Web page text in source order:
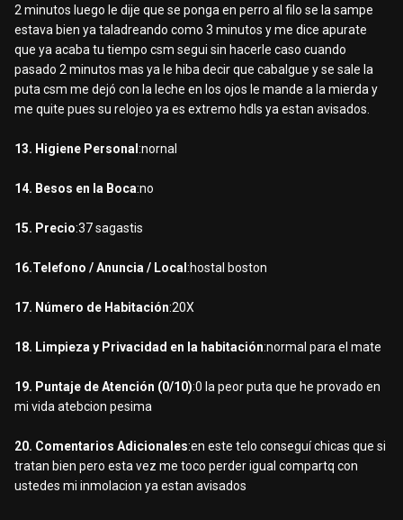
2 minutos luego le dije que se ponga en perro al filo se la sampe
estava bien ya taladreando como 3 minutos y me dice apurate
que ya acaba tu tiempo csm segui sin hacerle caso cuando
pasado 2 minutos mas ya le hiba decir que cabalgue y se sale la
puta csm me dejó con la leche en los ojos le mande a la mierda y
me quite pues su relojeo ya es extremo hdls ya estan avisados.
13. Higiene Personal :nornal
14. Besos en la Boca:no
15. Precio:37 sagastis
16.Telefono / Anuncia / Local :hostal boston
17. Número de Habitación:20X
18. Limpieza y Privacidad en la habitación:normal para el mate
19. Puntaje de Atención (0/10):0 la peor puta que he provado en
mi vida atebcion pesima
20. Comentarios Adicionales:en este telo conseguí chicas que si
tratan bien pero esta vez me toco perder igual compartq con
ustedes mi inmolacion ya estan avisados